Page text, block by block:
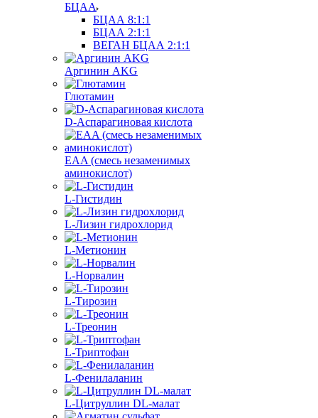
БЦАА
БЦАА 8:1:1
БЦАА 2:1:1
ВЕГАН БЦАА 2:1:1
Аргинин AKG
Глютамин
D-Аспарагиновая кислота
EAA (смесь незаменимых
аминокислот)
L-Гистидин
L-Лизин гидрохлорид
L-Метионин
L-Норвалин
L-Тирозин
L-Треонин
L-Триптофан
L-Фенилаланин
L-Цитруллин DL-малат